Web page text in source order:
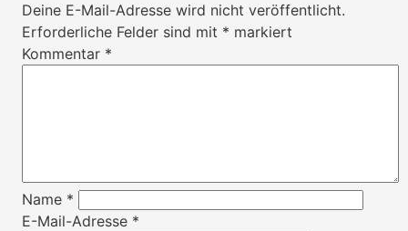
Deine E-Mail-Adresse wird nicht veröffentlicht.
Erforderliche Felder sind mit * markiert
Kommentar *
Name *
E-Mail-Adresse *